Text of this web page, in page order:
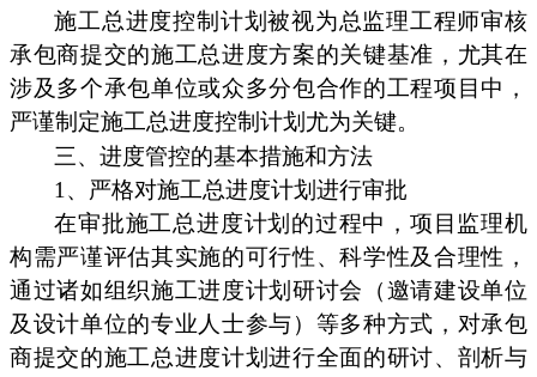
施工总进度控制计划被视为总监理工程师审核
承包商提交的施工总进度方案的关键基准，尤其在
涉及多个承包单位或众多分包合作的工程项目中，
严谨制定施工总进度控制计划尤为关键。
三、进度管控的基本措施和方法
1、严格对施工总进度计划进行审批
在审批施工总进度计划的过程中，项目监理机
构需严谨评估其实施的可行性、科学性及合理性，
通过诸如组织施工进度计划研讨会（邀请建设单位
及设计单位的专业人士参与）等多种方式，对承包
商提交的施工总进度计划进行全面的研讨、剖析与